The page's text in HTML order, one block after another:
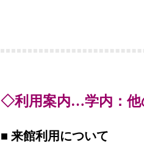
◇利用案内…学内：他
■ 来館利用について